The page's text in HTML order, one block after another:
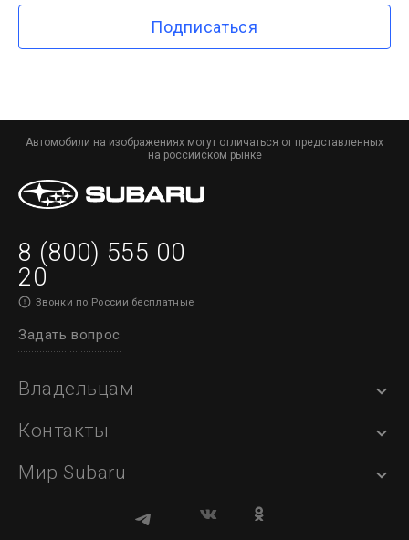
Подписаться
Автомобили на изображениях могут отличаться от представленных
на российском рынке
8 (800) 555 00
20
Звонки по России бесплатные
Задать вопрос
Владельцам
Контакты
Мир Subaru